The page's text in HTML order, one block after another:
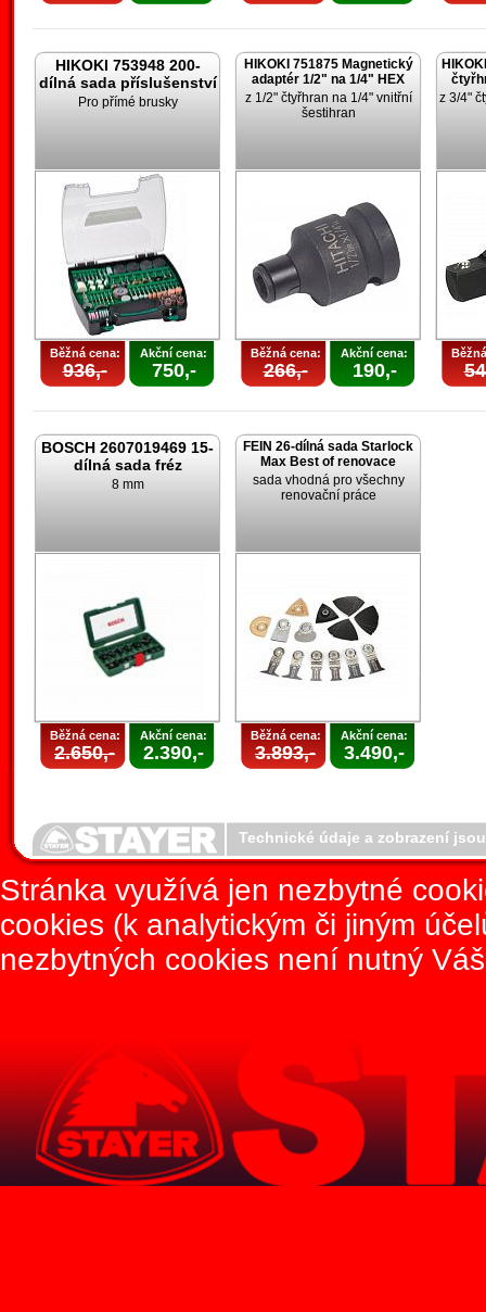
HIKOKI 753948 200-
dílná sada příslušenství
Pro přímé brusky
Běžná cena:
936,-
Akční cena:
750,-
HIKOKI 751875 Magnetický
adaptér 1/2" na 1/4" HEX
z 1/2" čtyřhran na 1/4" vnitřní
šestihran
Běžná cena:
266,-
Akční cena:
190,-
z 3/4"
BOSCH 2607019469 15-
dílná sada fréz
8 mm
Běžná cena:
2.650,-
Akční cena:
2.390,-
FEIN 26-dílná sada Starlock
Max Best of renovace
sada vhodná pro všechny
renovační práce
Běžná cena:
3.893,-
Akční cena:
3.490,-
Technické údaje a zobrazení
Stránka využívá jen nezbytné
cookies (k analytickým či jiným
nezbytných cookies není nutný